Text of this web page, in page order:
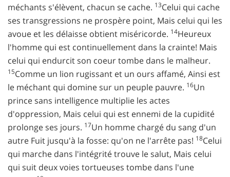
méchants s'élèvent, chacun se cache. 13Celui qui cache
ses transgressions ne prospère point, Mais celui qui les
avoue et les délaisse obtient miséricorde. 14Heureux
l'homme qui est continuellement dans la crainte! Mais
celui qui endurcit son coeur tombe dans le malheur.
15Comme un lion rugissant et un ours affamé, Ainsi est
le méchant qui domine sur un peuple pauvre. 16Un
prince sans intelligence multiplie les actes
d'oppression, Mais celui qui est ennemi de la cupidité
prolonge ses jours. 17Un homme chargé du sang d'un
autre Fuit jusqu'à la fosse: qu'on ne l'arrête pas! 18Celui
qui marche dans l'intégrité trouve le salut, Mais celui
qui suit deux voies tortueuses tombe dans l'une